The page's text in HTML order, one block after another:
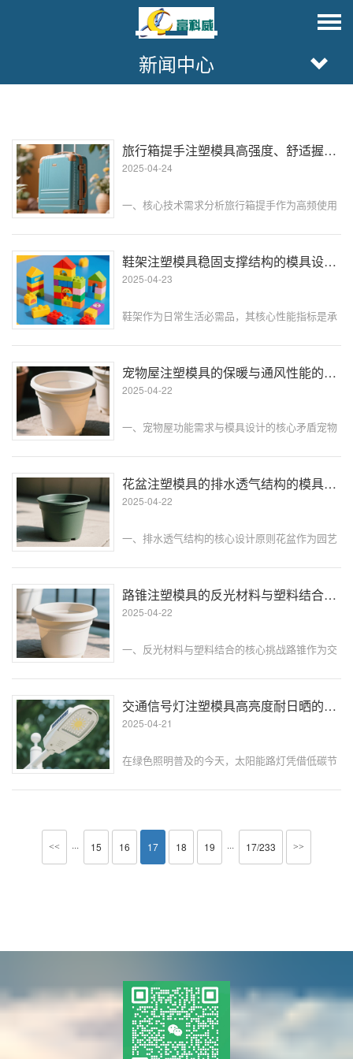
新闻中心
旅行箱提手注塑模具高强度、舒适握感的模具方案
2025-04-24
一、核心技术需求分析旅行箱提手作为高频使用
大核心需求。传统注塑模具方案常面临以下痛
点：材料强度不足：普通 PP 材料易断裂，尤其
在极端温差环境下（如 - 20···
鞋架注塑模具稳固支撑结构的模具设计要点
2025-04-23
鞋架作为日常生活必需品，其核心性能指标是承
础，在于注塑模具中支撑结构的精准设计 ——
从毫米级的力学传导路径规划，到微米级的模具
变形控制，每个细节都直接影响鞋···
宠物屋注塑模具的保暖与通风性能的模具设计考量
2025-04-22
一、宠物屋功能需求与模具设计的核心矛盾宠物
现两大核心功能：冬季保暖与夏季通风。传统工
艺中，保暖结构（如隔热层）与通风设计（如透
气孔）常通过后期组装实现，存在装···
花盆注塑模具的排水透气结构的模具设计技巧
2025-04-22
一、排水透气结构的核心设计原则花盆作为园艺
康。注塑模具设计时，需在功能性、成型质量与
生产效率间找到平衡，主要面临三大挑战：功能
与结构的矛盾排水孔需足够大（直径···
路锥注塑模具的反光材料与塑料结合的模具成型技巧
2025-04-22
一、反光材料与塑料结合的核心挑战路锥作为交
果。传统工艺中，反光条多采用后期粘贴或嵌入
方式，但存在易脱落、反光不均匀等问题。注塑
成型时将反光材料与塑料一体化结合，···
交通信号灯注塑模具高亮度耐日晒的模具工艺
2025-04-21
在绿色照明普及的今天，太阳能路灯凭借低碳节
些户外灯罩使用不久就会出现发黄、透光变弱甚
计与制造水平起着关键作用。如何让···
<< ··· 15 16 17 18 19 ··· 17/233 >>